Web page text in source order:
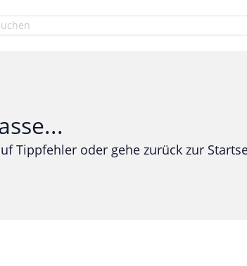
Tippfehler oder gehe zurück zur